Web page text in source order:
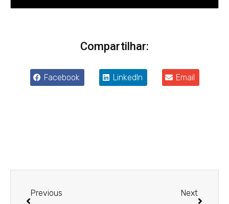
Compartilhar:
Facebook LinkedIn Email
Previous Next